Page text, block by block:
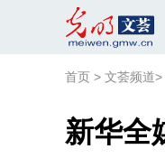
首页 > 文荟频道>
新华全